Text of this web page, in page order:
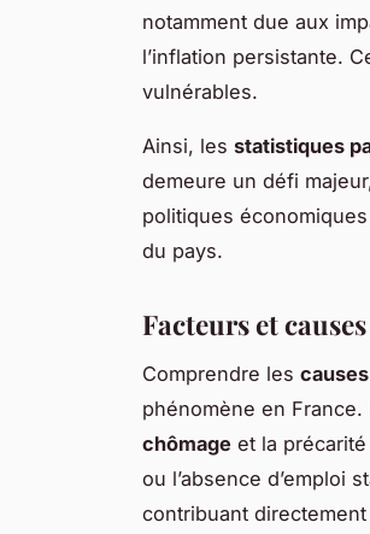
notamment due aux
l’inflation persistante.
vulnérables.
Ainsi, les statistiques
demeure un défi
politiques
du pays.
Facteurs et
Comprendre les
phénomène en
chômage et la
ou l’absence d’emploi
contribuant